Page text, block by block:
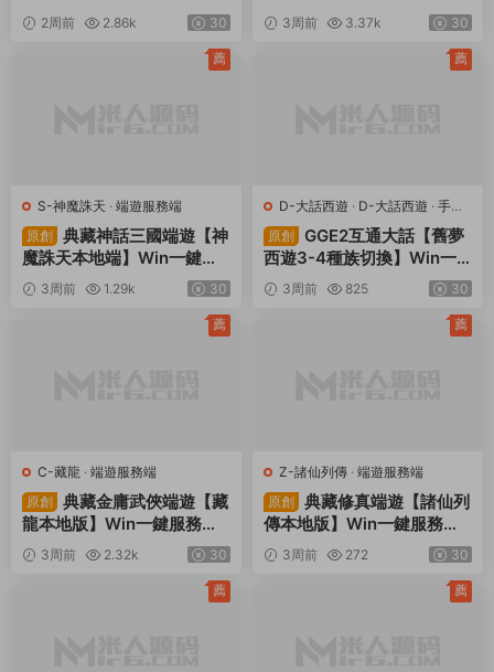
端+PC客戶端+GM工具+視
頻架設教程
2周前 2.86k 30
鍵服務端+PC客戶端+GM工
具+視頻架設教程
3周前 3.37k 30
S-神魔誅天 · 端遊服務端
原創
典藏神話三國端遊【神
魔誅天本地端】Win一鍵服
務端+PC客戶端+貨币修改
教程+視頻架設教程
3周前 1.29k 30
薦
D-大話西遊 · D-大話西遊 · 手遊
服務端 · 端遊服務端
原創
GGE2互通大話【舊夢
西遊3-4種族切換】Win一
鍵服務端+安卓PC互通客戶
端+内置GM工具+全套源碼
3周前 825 30
薦
C-藏龍 · 端遊服務端
原創
典藏金庸武俠端遊【藏
龍本地版】Win一鍵服務端+
PC客戶端+GM工具+視頻架
設教程
3周前 2.32k 30
薦
Z-諸仙列傳 · 端遊服務端
原創
典藏修真端遊【諸仙列
傳本地版】Win一鍵服務端+
PC客戶端+GM工具+視頻架
設教程
3周前 272 30
薦
薦 薦